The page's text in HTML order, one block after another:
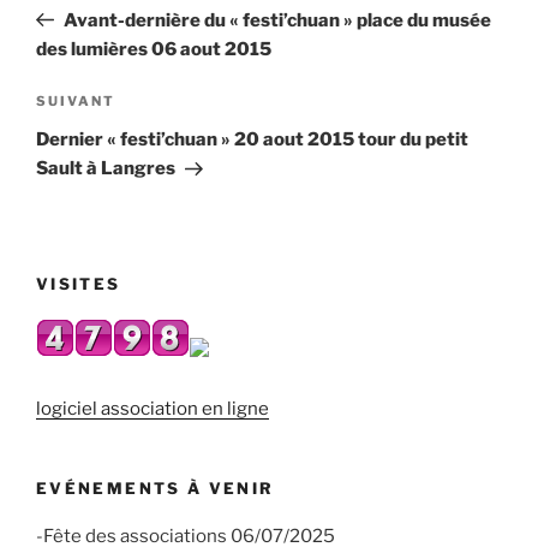
l’article
précédent
Avant-dernière du « festi’chuan » place du musée
des lumières 06 aout 2015
Article
suivant
SUIVANT
Dernier « festi’chuan » 20 aout 2015 tour du petit
Sault à Langres
VISITES
logiciel association en ligne
EVÉNEMENTS À VENIR
-Fête des associations 06/07/2025